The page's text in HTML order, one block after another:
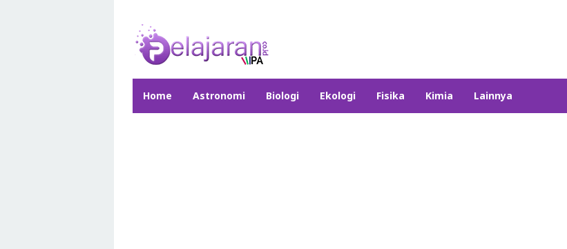
content
Home Astronomi Biologi Ekologi Fisika Kimia Lainnya